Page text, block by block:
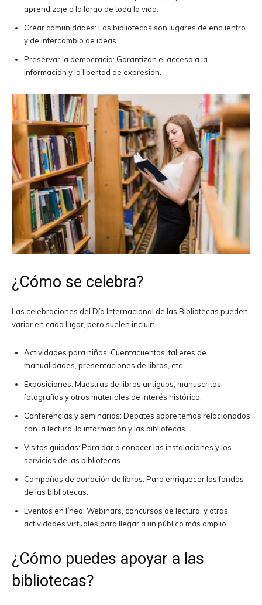
aprendizaje a lo largo de toda la vida.
Crear comunidades: Las bibliotecas son lugares de encuentro
y de intercambio de ideas.
Preservar la democracia: Garantizan el acceso a la
información y la libertad de expresión.
¿Cómo se celebra?
Las celebraciones del Día Internacional de las Bibliotecas pueden
variar en cada lugar, pero suelen incluir:
Actividades para niños: Cuentacuentos, talleres de
manualidades, presentaciones de libros, etc.
Exposiciones: Muestras de libros antiguos, manuscritos,
fotografías y otros materiales de interés histórico.
Conferencias y seminarios: Debates sobre temas relacionados
con la lectura, la información y las bibliotecas.
Visitas guiadas: Para dar a conocer las instalaciones y los
servicios de las bibliotecas.
Campañas de donación de libros: Para enriquecer los fondos
de las bibliotecas.
Eventos en línea: Webinars, concursos de lectura, y otras
actividades virtuales para llegar a un público más amplio.
¿Cómo puedes apoyar a las
bibliotecas?